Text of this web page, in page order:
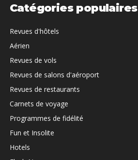
Catégories populaires
Revues d'hôtels
Aérien
Revues de vols
Revues de salons d'aéroport
Revues de restaurants
Carnets de voyage
Programmes de fidélité
Fun et Insolite
Hotels